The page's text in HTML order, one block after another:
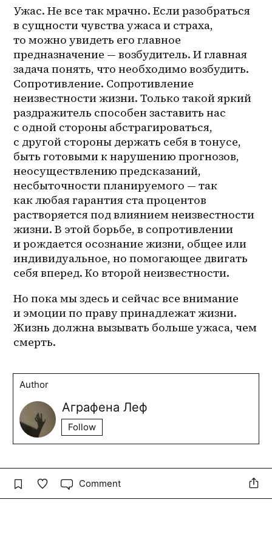
Ужас. Не все так мрачно. Если разобраться
в сущности чувства ужаса и страха,
то можно увидеть его главное
предназначение — возбудитель. И главная
задача понять, что необходимо возбудить.
Сопротивление. Сопротивление
неизвестности жизни. Только такой яркий
раздражитель способен заставить нас
с одной стороны абстрагироваться,
с другой стороны держать себя в тонусе,
быть готовыми к нарушению прогнозов,
неосуществлению предсказаний,
несбыточности планируемого — так
как любая гарантия ста процентов
растворяется под влиянием неизвестности
жизни. В этой борьбе, в сопротивлении
и рождается осознание жизни, общее или
индивидуальное, но помогающее двигать
себя вперед. Ко второй неизвестности.
Но пока мы здесь и сейчас все внимание
и эмоции по праву принадлежат жизни.
Жизнь должна вызывать больше ужаса, чем
смерть.
Author
Аграфена Леф
Follow
Comment